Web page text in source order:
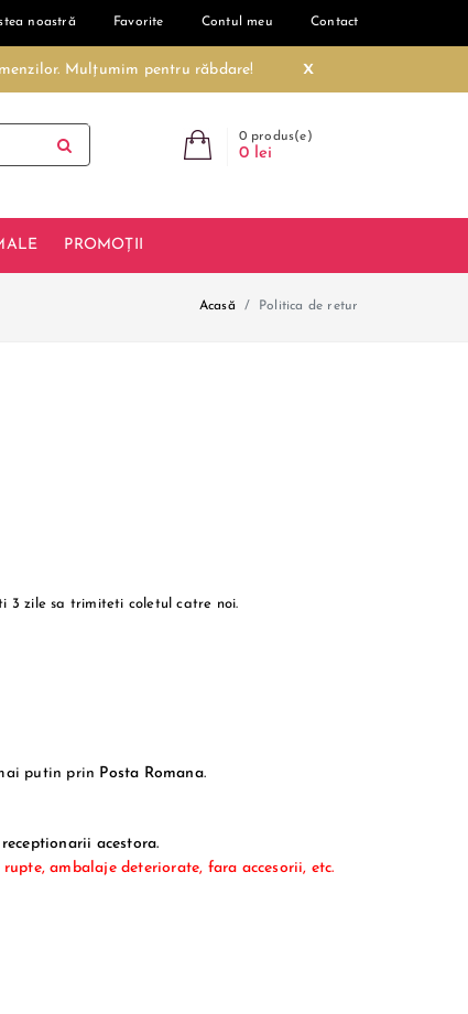
noastră Favorite Contul meu Contact
Mulțumim pentru răbdare! x
0 produs(e)
0 lei
PROMOȚII
Acasă Politica de retur
3 zile sa trimiteti coletul catre noi.
putin prin Posta Romana.
acestora.
ambalaje deteriorate, fara accesorii, etc.